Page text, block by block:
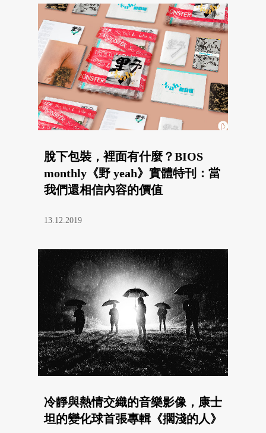
脫下包裝，裡面有什麼？BIOS
monthly《野 yeah》實體特刊：當
我們還相信內容的價值
13.12.2019
冷靜與熱情交織的音樂影像，康士
坦的變化球首張專輯《擱淺的人》